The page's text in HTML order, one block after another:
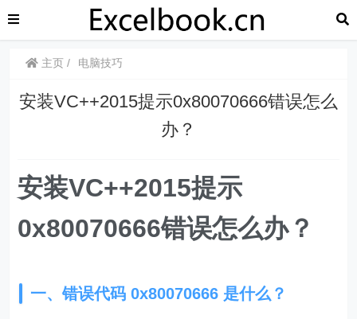
主页 电脑技巧
安装VC++2015提示0x80070666错误怎么
办？
安装VC++2015提示
0x80070666错误怎么办？
一、错误代码 0x80070666 是什么？